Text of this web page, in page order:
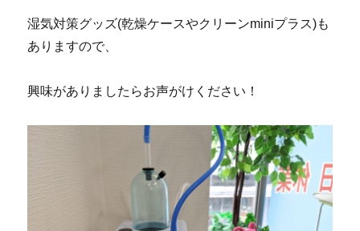
湿気対策グッズ(乾燥ケースやクリーンminiプラス)も
ありますので、
興味がありましたらお声がけください！